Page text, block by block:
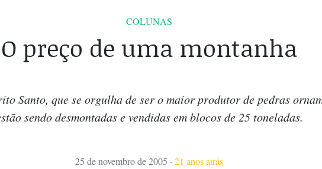
COLUNAS
O preço de uma montanha
Santo, que se orgulha de ser o maior produtor de pedras
sendo desmontadas e vendidas em blocos de 25 toneladas.
25 de novembro de 2005 · 21 anos atrás